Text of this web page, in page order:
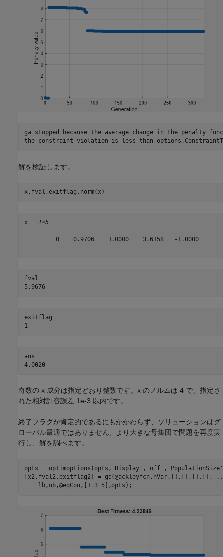
ga stopped because the average change in the penalty
解を検証します。
x,fval,exitflag,norm(x)
x = 1×5
         0    0.9706    1.0000    3.6158   -1.0000
fval =
5.9676
exitflag =
1
ans =
4.0020
奇数の x 成分は指定どおり整数です。 x のノルムは 4 で、指定さ
れた相対許容誤差 1e-3 以内です。
終了フラグが肯定的であるにもかかわらず、ソリューションはグ
ローバル最適ではありません。より大きな母集団で問題を再度実
行し、解を調べます。
opts = optimoptions(opts, 'Display' , 'off' , 'PopulationSize'
[x2,fval2,exitflag2] = ga(@ackleyfcn,nVar,[],[],[],[],
    lb,ub,@eqCon,[1 3 5],opts);